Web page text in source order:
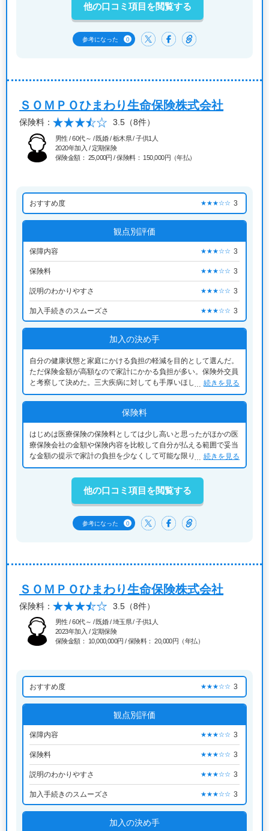
参考になった 0
他の口コミ項目を閲覧する
ＳＯＭＰＯひまわり生命保険株式会社
保険料： 3.5 （8件）
男性 / 60代～ / 既婚 / 栃木県 / 子供1人
2020年加入 / 定期保険
保険金額： 25,000円 / 保険料： 150,000円（年払）
おすすめ度 ★★★☆☆ 3
観点別評価
保障内容 ★★★☆☆ 3
保険料 ★★★☆☆ 3
説明のわかりやすさ ★★★☆☆ 3
加入手続きのスムーズさ ★★★☆☆ 3
加入の決め手
自分の健康状態と家庭にかける負担の軽減を目的として選んだ。
ただ保険金額が高額なので家計にかかる負担が多い。保険外交員
と考察して決めた。三大疾病に対しても手厚いほしょうがあっ
た。また、入院月額も妥当で入院手当も満足するものであった。
続きを見る
保険料
はじめは医療保険の保険料としては少し高いと思ったがほかの医
療保険会社の金額や保険内容を比較して自分が払える範囲で妥当
な金額の提示で家計の負担を少なくして可能な限りの保険料の減
額ができた。持病があるのでこの保険料で加入できるのであれば
妥当と思った。
続きを見る
参考になった 0
他の口コミ項目を閲覧する
ＳＯＭＰＯひまわり生命保険株式会社
保険料： 3.5 （8件）
男性 / 60代～ / 既婚 / 埼玉県 / 子供1人
2023年加入 / 定期保険
保険金額： 10,000,000円 / 保険料： 20,000円（年払）
おすすめ度 ★★★☆☆ 3
観点別評価
保障内容 ★★★☆☆ 3
保険料 ★★★☆☆ 3
説明のわかりやすさ ★★★☆☆ 3
加入手続きのスムーズさ ★★★☆☆ 3
加入の決め手